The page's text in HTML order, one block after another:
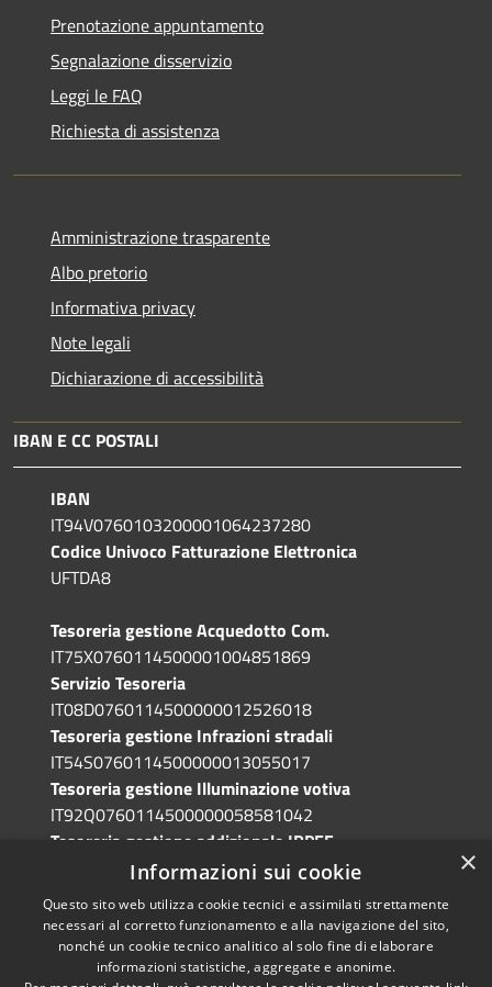
Prenotazione appuntamento
Segnalazione disservizio
Leggi le FAQ
Richiesta di assistenza
Amministrazione trasparente
Albo pretorio
Informativa privacy
Note legali
Dichiarazione di accessibilità
IBAN E CC POSTALI
IBAN
IT94V0760103200001064237280
Codice Univoco Fatturazione Elettronica
UFTDA8
Tesoreria gestione Acquedotto Com.
IT75X0760114500001004851869
Servizio Tesoreria
IT08D0760114500000012526018
Tesoreria gestione Infrazioni stradali
IT54S0760114500000013055017
Tesoreria gestione Illuminazione votiva
IT92Q0760114500000058581042
Tesoreria gestione addizionale IRPEF
IT71A0760114500000086341765
Copyright © 2026 • Comune di
×
Informazioni sui cookie
Questo sito web utilizza cookie tecnici e assimilati strettamente
necessari al corretto funzionamento e alla navigazione del sito,
nonché un cookie tecnico analitico al solo fine di elaborare
informazioni statistiche, aggregate e anonime.